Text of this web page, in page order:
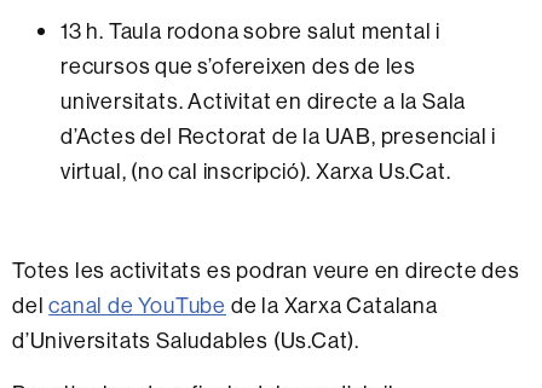
13 h. Taula rodona sobre salut mental i
recursos que s’ofereixen des de les
universitats. Activitat en directe a la Sala
d’Actes del Rectorat de la UAB, presencial i
virtual, (no cal inscripció). Xarxa Us.Cat.
Totes les activitats es podran veure en directe des
delcanal de YouTube de la Xarxa Catalana
d’Universitats Saludables (Us.Cat).